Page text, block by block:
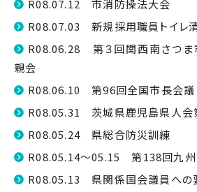
R08.07.12 市消防操法大会
R08.07.03 新規採用職員トイレ
R08.06.28 第３回関西南さつま
親会
R08.06.10 第96回全国市長会議
R08.05.31 茨城県鹿児島県人会
R08.05.24 県総合防災訓練
R08.05.14～05.15 第138回九州
R08.05.13 県関係国会議員への